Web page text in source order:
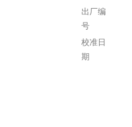
出厂编
号
校准日
期